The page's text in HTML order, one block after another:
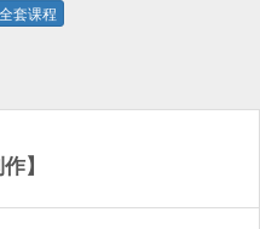
套课程
】